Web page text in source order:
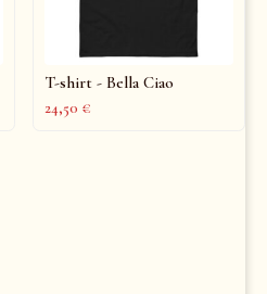
T-shirt - Bella Ciao
24,50 €